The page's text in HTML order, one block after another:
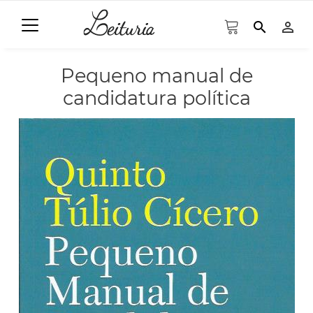
search person_outline
Pequeno manual de
candidatura política